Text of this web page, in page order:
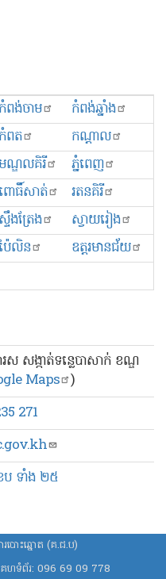
កំពង់ចាម
កំពង់ឆ្នាំង
កំពត
កណ្ដាល
ណ្ឌលគិរី
ភ្នំពេញ
ោធិ៍សាត់
រតនគិរី
ស្ទឹងត្រែង
ស្វាយរៀង
ៃលិន
ឧត្ដរមានជ័យ
ស សង្កាត់ទន្លេបាសាក់ ខណ្ឌ
Maps )
271
ទាំង ២៥
របោះឆ្នោត (គ.ជ.ប)
ហទំព័រ: 096 69 09 778